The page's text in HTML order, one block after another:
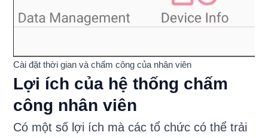
Cài đặt thời gian và chấm công của nhân viên
Lợi ích của hệ thống chấm
công nhân viên
Có một số lợi ích mà các tổ chức có thể trải